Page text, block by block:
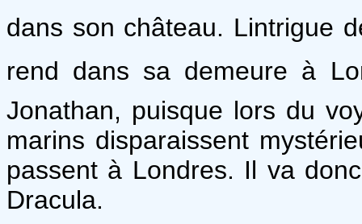
dans son château. Lintrigue
rend dans sa demeure à
Jonathan, puisque lors du
marins disparaissent
passent à Londres. Il va
Dracula.